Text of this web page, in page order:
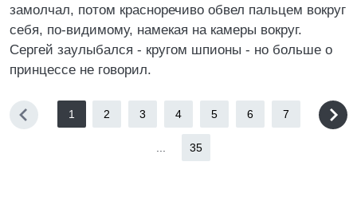
замолчал, потом красноречиво обвел пальцем вокруг
себя, по-видимому, намекая на камеры вокруг.
Сергей заулыбался - кругом шпионы - но больше о
принцессе не говорил.
1 2 3 4 5 6 7
35